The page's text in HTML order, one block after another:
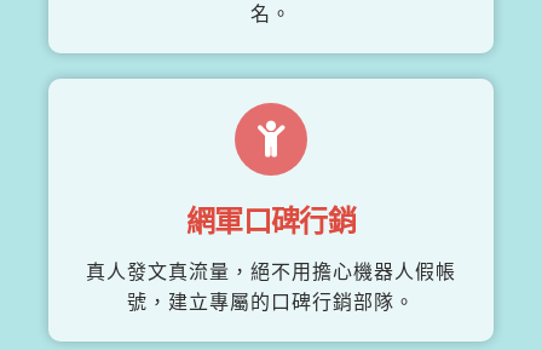
名。
網軍口碑行銷
真人發文真流量，絕不用擔心機器人假帳
號，建立專屬的口碑行銷部隊。